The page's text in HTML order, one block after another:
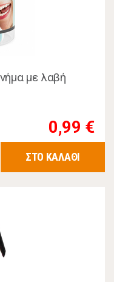
με λαβή
0,99 €
ΣΤΟ ΚΑΛΑΘΙ